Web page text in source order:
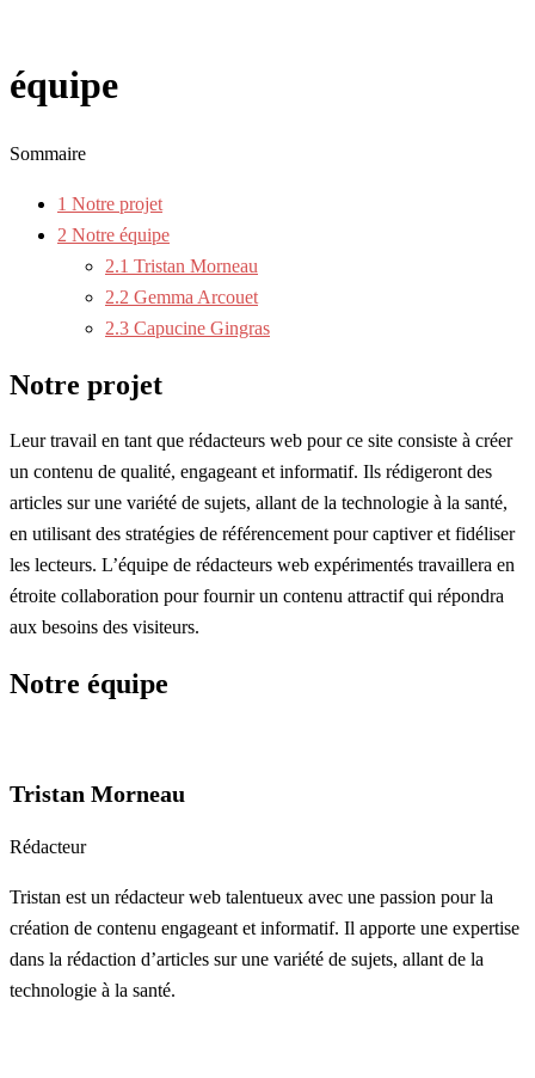
équipe
Sommaire
1 Notre projet
2 Notre équipe
2.1 Tristan Morneau
2.2 Gemma Arcouet
2.3 Capucine Gingras
Notre projet
Leur travail en tant que rédacteurs web pour ce site consiste à créer
un contenu de qualité, engageant et informatif. Ils rédigeront des
articles sur une variété de sujets, allant de la technologie à la santé,
en utilisant des stratégies de référencement pour captiver et fidéliser
les lecteurs. L’équipe de rédacteurs web expérimentés travaillera en
étroite collaboration pour fournir un contenu attractif qui répondra
aux besoins des visiteurs.
Notre équipe
Tristan Morneau
Rédacteur
Tristan est un rédacteur web talentueux avec une passion pour la
création de contenu engageant et informatif. Il apporte une expertise
dans la rédaction d’articles sur une variété de sujets, allant de la
technologie à la santé.